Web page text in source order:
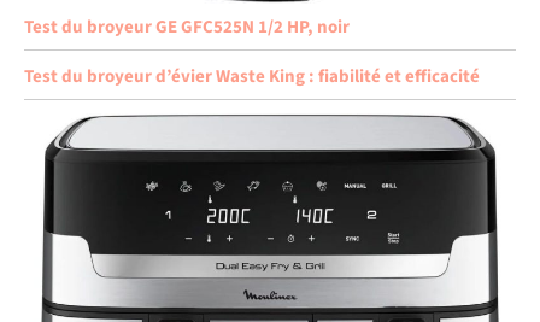
Test du broyeur GE GFC525N 1/2 HP, noir
Test du broyeur d’évier Waste King : fiabilité et efficacité